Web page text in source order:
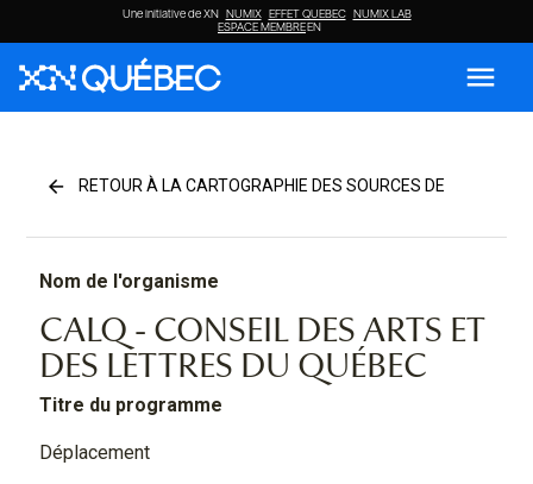
Une initiative de XN NUMIX EFFET QUEBEC NUMIX LAB
ESPACE MEMBREEN
menu
arrow_back RETOUR À LA CARTOGRAPHIE DES SOURCES DE
Nom de l'organisme
CALQ - CONSEIL DES ARTS ET
DES LETTRES DU QUÉBEC
Titre du programme
Déplacement